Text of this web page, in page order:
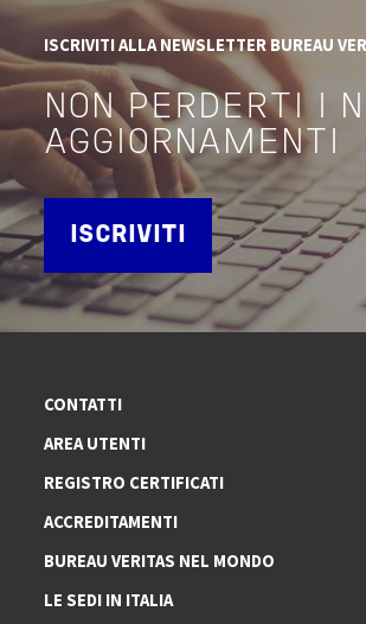
ISCRIVITI ALLA NEWSLETTER BUREAU
NON PERDERTI I
AGGIORNAMENTI
ISCRIVITI
CONTATTI
AREA UTENTI
REGISTRO CERTIFICATI
ACCREDITAMENTI
BUREAU VERITAS NEL MONDO
LE SEDI IN ITALIA